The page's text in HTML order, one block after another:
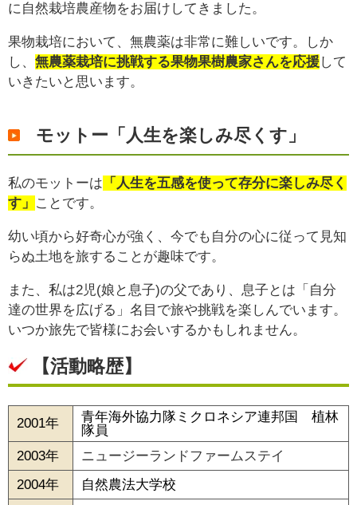
に自然栽培農産物をお届けしてきました。
果物栽培において、無農薬は非常に難しいです。しか
し、 無農薬栽培に挑戦する果物果樹農家さんを応援して
いきたいと思います。
モットー「人生を楽しみ尽くす」
私のモットーは 「人生を五感を使って存分に楽しみ尽く
す」 ことです。
幼い頃から好奇心が強く、今でも自分の心に従って見知
らぬ土地を旅することが趣味です。
また、私は2児(娘と息子)の父であり、息子とは「自分
達の世界を広げる」名目で旅や挑戦を楽しんでいます。
いつか旅先で皆様にお会いするかもしれません。
【活動略歴】
2001年
青年海外協力隊ミクロネシア連邦国 植林
隊員
2003年
ニュージーランドファームステイ
2004年
自然農法大学校